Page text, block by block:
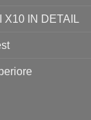
X10 IN DETAIL